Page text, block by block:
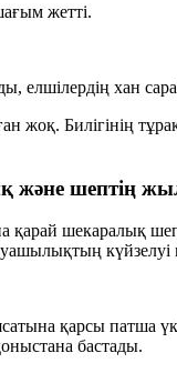
жетті.
хан
жоқ. Билігінің
және шептің
шекаралық
күйзелуі
қарсы патша
бастады.